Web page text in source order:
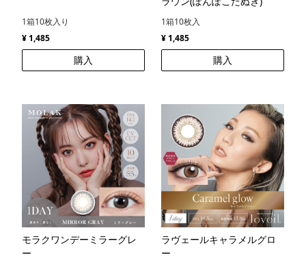
1箱10枚入り
¥ 1,485
購入
1箱10枚入
¥ 1,485
購入
モラクワンデーミラーグレ
ー
ラヴェールキャラメルグロ
ー